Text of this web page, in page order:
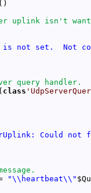
is not set.  Not
class
Could
"\\heartbeat\\"